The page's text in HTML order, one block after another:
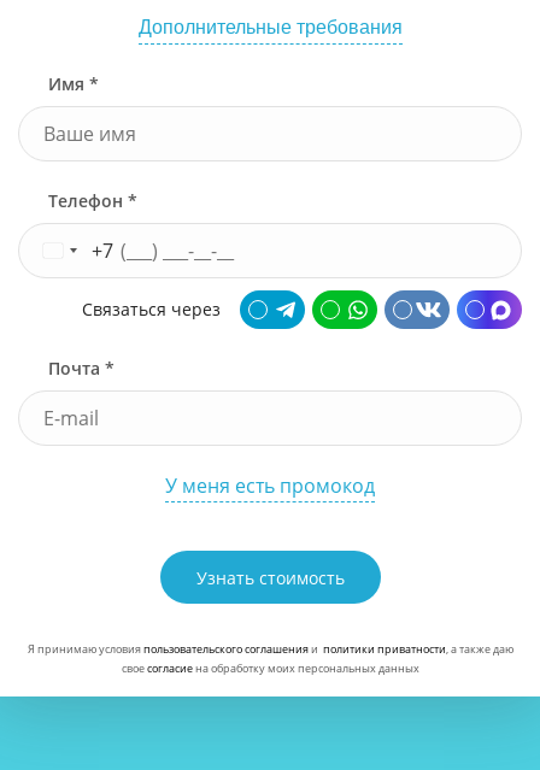
Дополнительные требования
Имя *
Телефон *
+7
Связаться через
Почта *
У меня есть промокод
Узнать стоимость
Я принимаю условияпользовательского соглашенияи политики приватности, а также даю
своесогласиена обработку моих персональных данных